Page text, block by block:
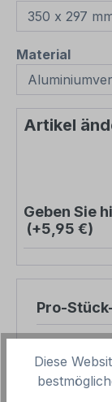
Material
Artikel
Geben Sie
(+5,95 €)
Pro-
Diese